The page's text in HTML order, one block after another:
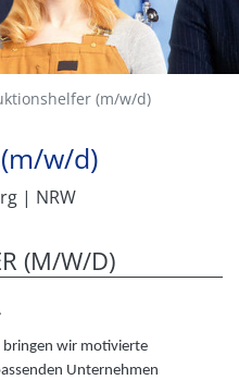
(m/w/d)
w/d)
| NRW
(M/W/D)
bringen wir motivierte
Unternehmen